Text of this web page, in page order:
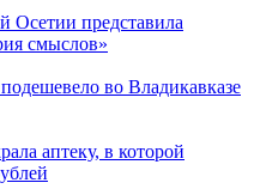
представила
смыслов»
во Владикавказе
аптеку, в которой